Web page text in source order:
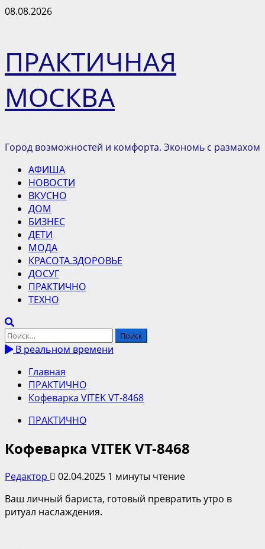
Перейти
08.08.2026
ПРАКТИЧНАЯ
МОСКВА
Город возможностей и комфорта. Экономь с размахом
Основное
меню
АФИША
НОВОСТИ
ВКУСНО
ДОМ
БИЗНЕС
ДЕТИ
МОДА
КРАСОТА.ЗДОРОВЬЕ
ДОСУГ
ПРАКТИЧНО
ТЕХНО
Найти:
В реальном времени
Главная
ПРАКТИЧНО
Кофеварка VITEK VT-8468
ПРАКТИЧНО
Кофеварка VITEK VT-8468
Редактор 02.04.2025 1 минуты чтение
Ваш личный бариста, готовый превратить утро в
ритуал наслаждения.